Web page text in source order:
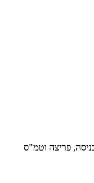
פריצה וטמ"ס